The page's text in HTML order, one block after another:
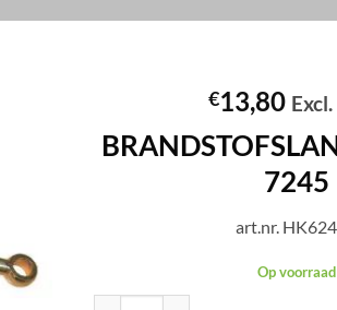
€13,80
7245
art.nr.
Op voorraad